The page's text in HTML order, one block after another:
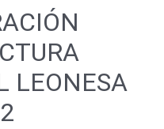
LEONESA